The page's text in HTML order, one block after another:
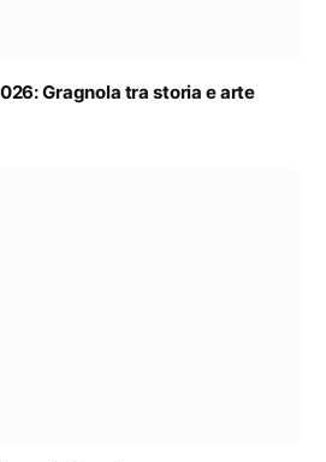
Gragnola tra storia e arte